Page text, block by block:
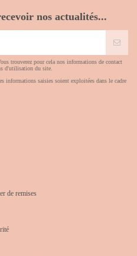
nos actualités...
trouverez pour cela nos informations de contact
d'utilisation du site.
informations saisies soient exploitées dans le cadre
de remises